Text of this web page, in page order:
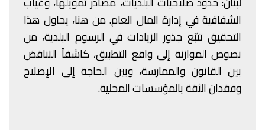
الشفافية في إدارة المال العام. من هنا، يحاول هذا
التحقيق تتبّع جذور الزيادات في الرسوم البلدية، من
نصوص الموازنة إلى واقع التطبيق، كاشفاً التناقض
بين القانون والممارسة، وبين الحاجة إلى الإصلاح
وفقدان الثقة بالمؤسسات المحلية.